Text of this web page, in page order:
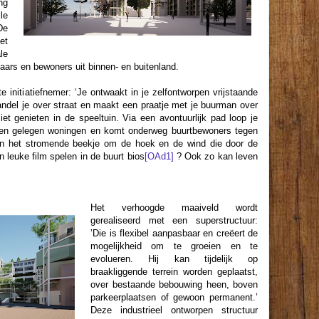
en bewoners uit binnen- en buitenland.
initiatiefnemer: ‘Je ontwaakt in je zelfontworpen vrijstaande
je over straat en maakt een praatje met je buurman over
genieten in de speeltuin. Via een avontuurlijk pad loop je
gelegen woningen en komt onderweg buurtbewoners tegen
het stromende beekje om de hoek en de wind die door de
leuke film spelen in de buurt bios [OAd1] ? Ook zo kan leven
Het verhoogde maaiveld wordt
gerealiseerd met een superstructuur:
’Die is flexibel aanpasbaar en creëert de
mogelijkheid om te groeien en te
evolueren. Hij kan tijdelijk op
braakliggende terrein worden geplaatst,
over bestaande bebouwing heen, boven
parkeerplaatsen of gewoon permanent.’
Deze industrieel ontworpen structuur